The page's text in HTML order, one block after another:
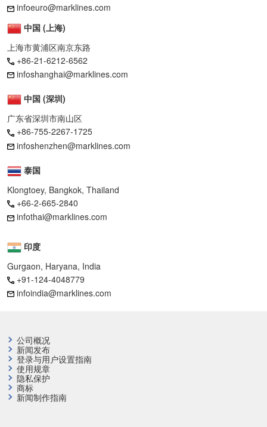
infoeuro@marklines.com
中国 (上海)
上海市黄浦区南京东路
+86-21-6212-6562
infoshanghai@marklines.com
中国 (深圳)
广东省深圳市南山区
+86-755-2267-1725
infoshenzhen@marklines.com
泰国
Klongtoey, Bangkok, Thailand
+66-2-665-2840
infothai@marklines.com
印度
Gurgaon, Haryana, India
+91-124-4048779
infoindia@marklines.com
公司概况
新闻发布
登录与用户设置指南
使用规章
隐私保护
商标
新闻制作指南